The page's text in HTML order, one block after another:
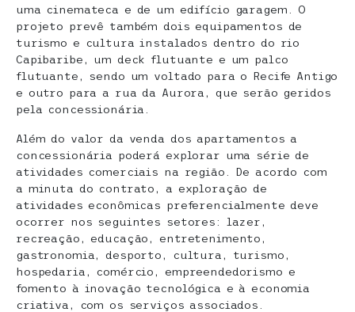
uma cinemateca e de um edifício garagem. O
projeto prevê também dois equipamentos de
turismo e cultura instalados dentro do rio
Capibaribe, um deck flutuante e um palco
flutuante, sendo um voltado para o Recife Antigo
e outro para a rua da Aurora, que serão geridos
pela concessionária.
Além do valor da venda dos apartamentos a
concessionária poderá explorar uma série de
atividades comerciais na região. De acordo com
a minuta do contrato, a exploração de
atividades econômicas preferencialmente deve
ocorrer nos seguintes setores: lazer,
recreação, educação, entretenimento,
gastronomia, desporto, cultura, turismo,
hospedaria, comércio, empreendedorismo e
fomento à inovação tecnológica e à economia
criativa, com os serviços associados.